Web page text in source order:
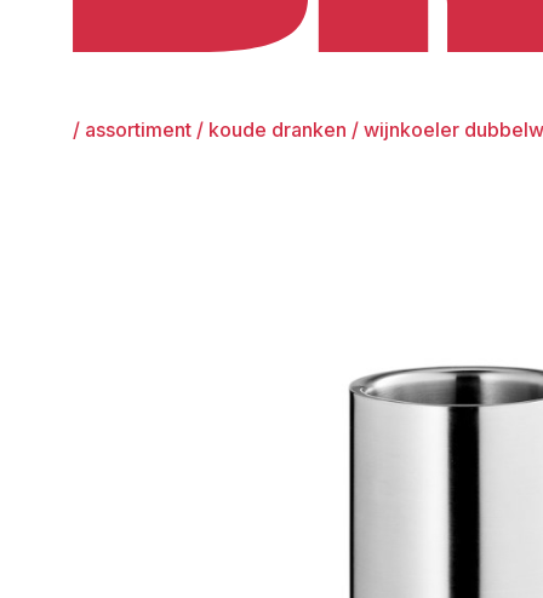
/ assortiment / koude dranken / wijnkoeler